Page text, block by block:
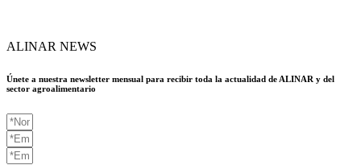
ALINAR NEWS
Únete a nuestra newsletter mensual para recibir toda la actualidad de ALINAR y del
sector agroalimentario